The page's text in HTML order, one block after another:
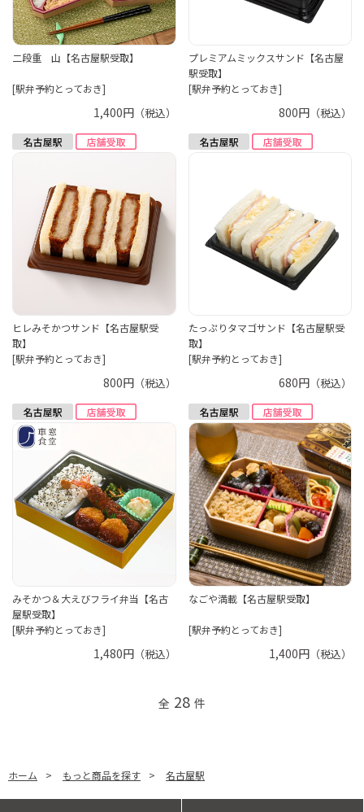
二段重 山【名古屋駅受取】
[駅弁予約とっておき]
1,400円（税込）
プレミアムミックスサンド【名古屋
駅受取】
[駅弁予約とっておき]
800円 （税込）
ヒレみそかつサンド【名古屋駅受
取】
[駅弁予約とっておき]
800円（税込）
たっぷりタマゴサンド【名古屋駅受
取】
[駅弁予約とっておき]
680円 （税込）
みそかつ＆大えびフライ弁当【名古
屋駅受取】
[駅弁予約とっておき]
1,480円（税込）
なごや満載【名古屋駅受取】
[駅弁予約とっておき]
1,400円 （税込）
全 28 件
ホーム > もっと商品を探す > 名古屋駅